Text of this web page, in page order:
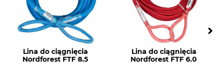
Lina do ciągnięcia
Nordforest FTF 8.5
Lina do ciągnięcia
Nordforest FTF 6.0